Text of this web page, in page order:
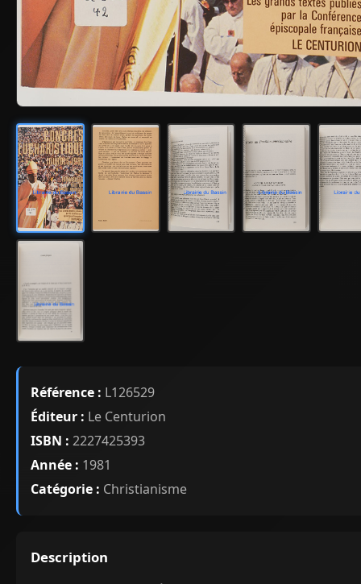
Référence : L126529
Éditeur : Le Centurion
ISBN : 2227425393
Année : 1981
Catégorie : Christianisme
Description